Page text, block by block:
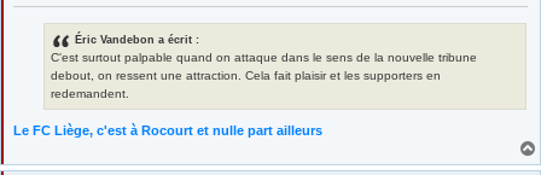
Éric Vandebon a écrit :
C'est surtout palpable quand on attaque dans le sens de la nouvelle tribune
debout, on ressent une attraction. Cela fait plaisir et les supporters en
redemandent.
Le FC Liège, c'est à Rocourt et nulle part ailleurs